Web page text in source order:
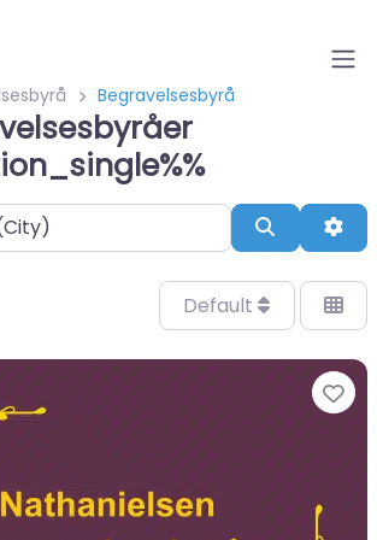
Begravelsesbyrå
Search
Default